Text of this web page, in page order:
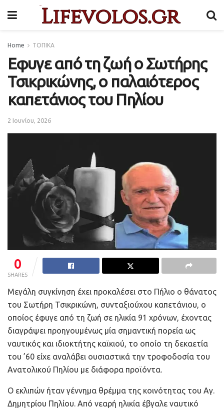
Home ΤΟΠΙΚΑ
Εφυγε από τη ζωή ο Σωτήρης
Τσικρικώνης, ο παλαιότερος
καπετάνιος του Πηλίου
2 Ιουνίου, 2026
0
SHARES
Μεγάλη συγκίνηση έχει προκαλέσει στο Πήλιο ο θάνατος
του Σωτήρη Τσικρικώνη, συνταξιούχου καπετάνιου, ο
οποίος έφυγε από τη ζωή σε ηλικία 91 χρόνων, έχοντας
διαγράψει προηγουμένως μία σημαντική πορεία ως
ναυτικός και ιδιοκτήτης καϊκιού, το οποίο τη δεκαετία
του ’60 είχε αναλάβει ουσιαστικά την τροφοδοσία του
Ανατολικού Πηλίου με διάφορα προϊόντα.
Ο εκλιπών ήταν γέννημα θρέμμα της κοινότητας του Αγ.
Δημητρίου Πηλίου. Από νεαρή ηλικία έβγαλε ναυτικό